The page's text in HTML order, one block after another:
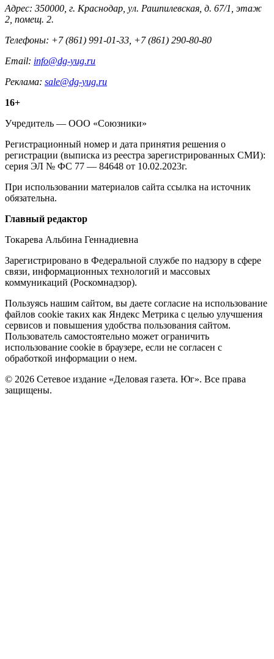
Адрес: 350000, г. Краснодар, ул. Рашпилевская, д. 67/1, этаж
2, помещ. 2.
Телефоны: +7 (861) 991-01-33, +7 (861) 290-80-80
Email: info@dg-yug.ru
Реклама: sale@dg-yug.ru
Информация
о
издании
16+
Учредитель — ООО «Союзники»
Регистрационный номер и дата принятия решения о
регистрации (выписка из реестра зарегистрированных СМИ):
серия ЭЛ № ФС 77 — 84648 от 10.02.2023г.
При использовании материалов сайта ссылка на источник
обязательна.
Редакция
Главный редактор
Токарева Альбина Геннадиевна
Зарегистрировано в Федеральной службе по надзору в сфере
связи, информационных технологий и массовых
коммуникаций (Роскомнадзор).
Политика
cookie
Пользуясь нашим сайтом, вы даете согласие на использование
файлов cookie таких как Яндекс Метрика с целью улучшения
сервисов и повышения удобства пользования сайтом.
Пользователь самостоятельно может ограничить
использование cookie в браузере, если не согласен с
обработкой информации о нем.
© 2026 Сетевое издание «Деловая газета. Юг». Все права
защищены.